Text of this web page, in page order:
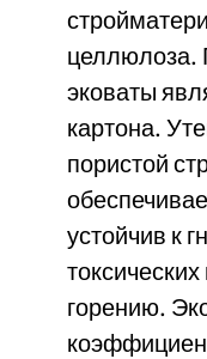
целлюлоза.
эковаты
картона.
пористой
устойчив к
горению.